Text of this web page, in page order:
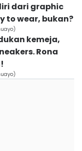
dari graphic
to wear, bukan?
kemeja,
Rona